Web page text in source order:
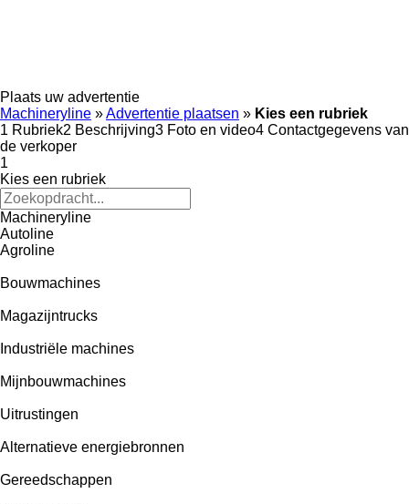
Plaats uw advertentie
Machineryline »Advertentie plaatsen » Kies een rubriek
1 Rubriek2 Beschrijving3 Foto en video4 Contactgegevens van
de verkoper
1
Kies een rubriek
Machineryline
Autoline
Agroline
Bouwmachines
Magazijntrucks
Industriële machines
Mijnbouwmachines
Uitrustingen
Alternatieve energiebronnen
Gereedschappen